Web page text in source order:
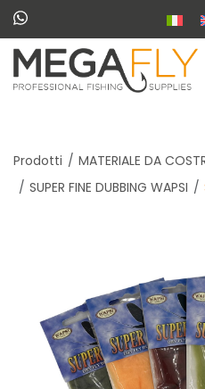
Prodotti MATERIALE DA
SUPER FINE DUBBING WAPSI